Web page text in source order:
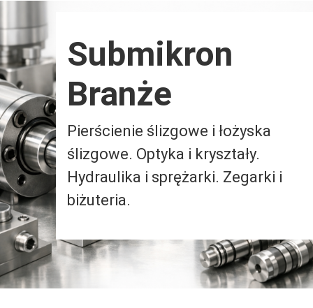
Submikron
Branże
Pierścienie ślizgowe i łożyska
ślizgowe. Optyka i kryształy.
Hydraulika i sprężarki. Zegarki i
biżuteria.